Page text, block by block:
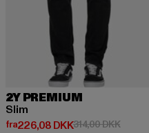
2Y PREMIUM
Slim
fra226,08 DKK
Nuværende pris: Fra 226,08
314,00 DKK